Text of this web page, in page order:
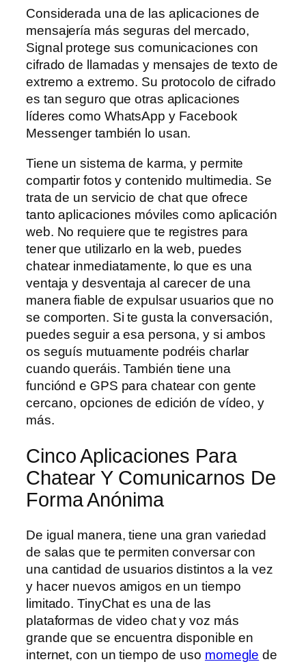
Considerada una de las aplicaciones de
mensajería más seguras del mercado,
Signal protege sus comunicaciones con
cifrado de llamadas y mensajes de texto de
extremo a extremo. Su protocolo de cifrado
es tan seguro que otras aplicaciones
líderes como WhatsApp y Facebook
Messenger también lo usan.
Tiene un sistema de karma, y permite
compartir fotos y contenido multimedia. Se
trata de un servicio de chat que ofrece
tanto aplicaciones móviles como aplicación
web. No requiere que te registres para
tener que utilizarlo en la web, puedes
chatear inmediatamente, lo que es una
ventaja y desventaja al carecer de una
manera fiable de expulsar usuarios que no
se comporten. Si te gusta la conversación,
puedes seguir a esa persona, y si ambos
os seguís mutuamente podréis charlar
cuando queráis. También tiene una
funciónd e GPS para chatear con gente
cercano, opciones de edición de vídeo, y
más.
Cinco Aplicaciones Para
Chatear Y Comunicarnos De
Forma Anónima
De igual manera, tiene una gran variedad
de salas que te permiten conversar con
una cantidad de usuarios distintos a la vez
y hacer nuevos amigos en un tiempo
limitado. TinyChat es una de las
plataformas de video chat y voz más
grande que se encuentra disponible en
internet, con un tiempo de uso momegle de